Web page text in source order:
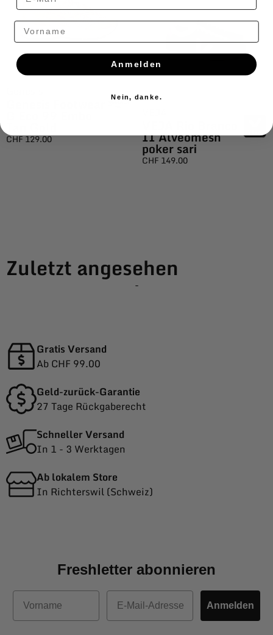
CHF129.00 II Alveomesh
poker sari
CHF 149.00
Zuletzt angesehen
-
Gratis Versand
Ab CHF 99.00
Geld-zurück-Garantie
27 Tage Rückgaberecht
Schneller Versand
In 1 - 3 Werktagen
Ab lokalem Store
In Richterswil (Schweiz)
Freshletter abonnieren
Vorname
E-Mail
Anmelden
Vorname
Anmelden
Nein, danke.